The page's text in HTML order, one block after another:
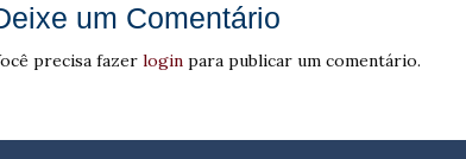
um Comentário
precisa fazer login para publicar um comentário.